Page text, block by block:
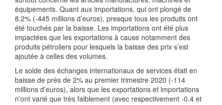
équipements. Quant aux importations, qui ont plongé de
8.2% (-445 millions d’euros), presque tous les produits ont
été touchés par la baisse. Les importations ont été plus
impactées que les exportations à cause notamment des
produits pétroliers pour lesquels la baisse des prix s’est
ajoutée à celles des volumes.
Le solde des échanges internationaux de services était en
baisse de près de 2% au premier trimestre 2020 (-114
millions d’euros), alors que les exportations et importations
n’ont varié que très faiblement (avec respectivement -0.4 et